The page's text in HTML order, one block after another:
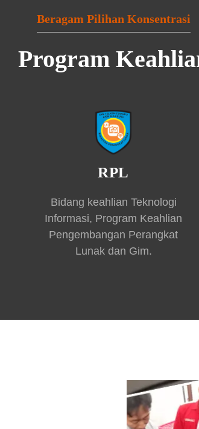
Beragam Pilihan Konsentrasi
Program
RPL
Bidang keahlian Teknologi
Informasi, Program Keahlian
Pengembangan Perangkat
Lunak dan Gim.